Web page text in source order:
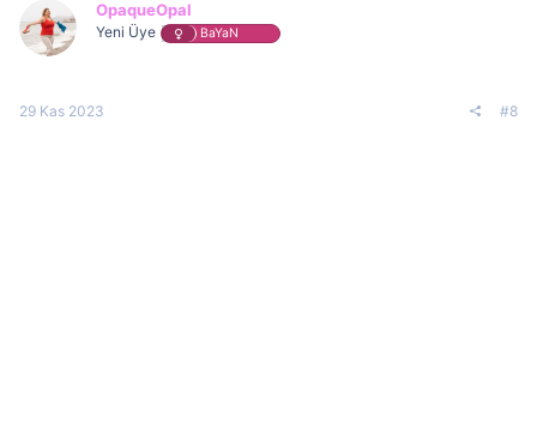
OpaqueOpal
Yeni Üye BaYaN
29 Kas 2023 #8